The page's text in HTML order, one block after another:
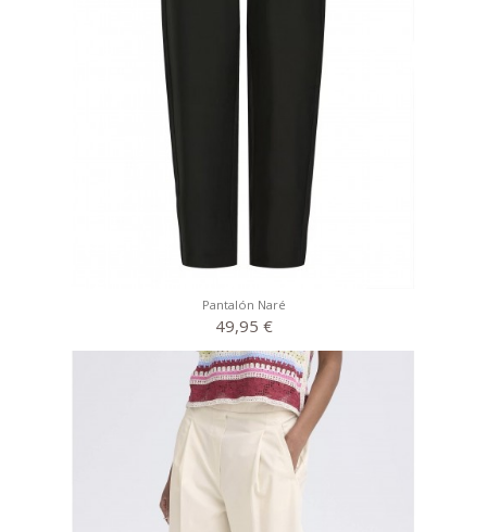
Pantalón Naré
49,95 €